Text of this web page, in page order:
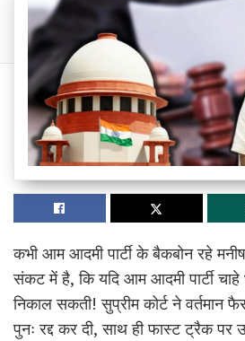
कभी आम आदमी पार्टी के बैकबोन रहे
संकट में है, कि यदि आम आदमी पार्टी चाहे
निकाल सकती! सुप्रीम कोर्ट ने वर्तमान
पुनः रद्द कर दी, साथ ही फास्ट ट्रैक